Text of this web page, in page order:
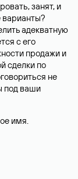
занят, и
варианты?
адекватную
с его
продажи и
сделки по
не
под ваши
имя.